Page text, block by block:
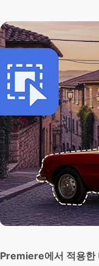
Premiere에서 적용한